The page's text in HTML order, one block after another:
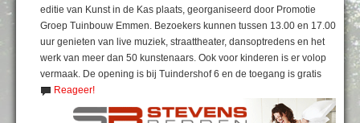
editie van Kunst in de Kas plaats, georganiseerd door Promotie
Groep Tuinbouw Emmen. Bezoekers kunnen tussen 13.00 en 17.00
uur genieten van live muziek, straattheater, dansoptredens en het
werk van meer dan 50 kunstenaars. Ook voor kinderen is er volop
vermaak. De opening is bij Tuindershof 6 en de toegang is gratis
Reageer!